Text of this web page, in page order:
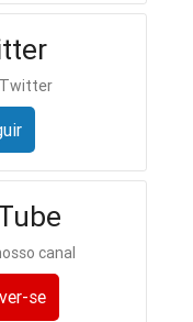
canal
se